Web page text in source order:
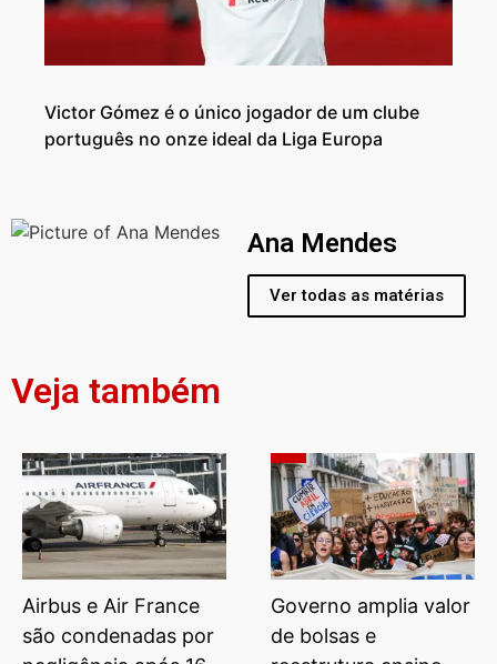
Victor Gómez é o único jogador de um clube
português no onze ideal da Liga Europa
Ana Mendes
Ver todas as matérias
Veja também
Airbus e Air France
são condenadas por
Governo amplia valor
de bolsas e